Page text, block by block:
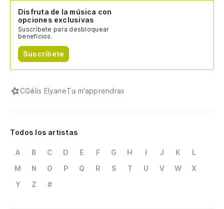
Disfruta de la música con
opciones exclusivas
Suscríbete para desbloquear
beneficios.
Suscríbete
CCélis ElyaneTu m'apprendras
Todos los artistas
A B C D E F G H I J K
L
M
N O P Q R S T U V W
X
Y
Z #